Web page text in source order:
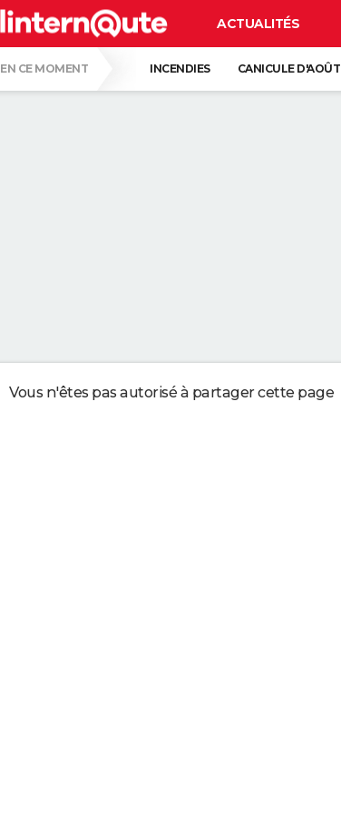
ACTUALITÉS
EN CE MOMENT INCENDIES CANICULE D'AOÛT
Vous n'êtes pas autorisé à partager cette page